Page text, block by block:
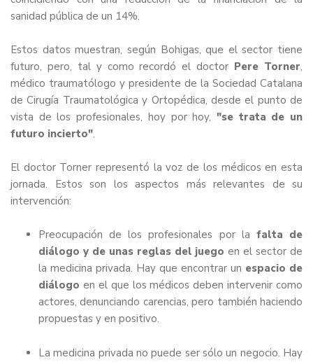
sanidad pública de un 14%.
Estos datos muestran, según Bohigas, que el sector tiene
futuro, pero, tal y como recordó el doctor Pere Torner,
médico traumatólogo y presidente de la Sociedad Catalana
de Cirugía Traumatológica y Ortopédica, desde el punto de
vista de los profesionales, hoy por hoy, "se trata de un
futuro incierto".
El doctor Torner representó la voz de los médicos en esta
jornada. Estos son los aspectos más relevantes de su
intervención:
Preocupación de los profesionales por la falta de
diálogo y de unas reglas del juego en el sector de
la medicina privada. Hay que encontrar un espacio de
diálogo en el que los médicos deben intervenir como
actores, denunciando carencias, pero también haciendo
propuestas y en positivo.
La medicina privada no puede ser sólo un negocio. Hay